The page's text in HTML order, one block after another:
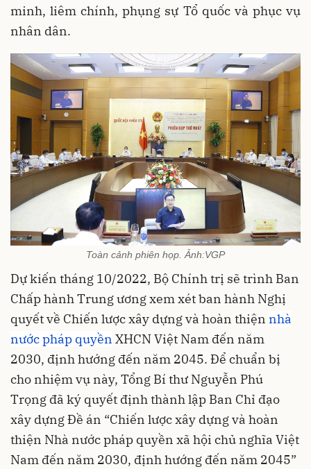
minh, liêm chính, phụng sự Tổ quốc và phục vụ
nhân dân.
Toàn cảnh phiên họp. Ảnh:VGP
Dự kiến tháng 10/2022, Bộ Chính trị sẽ trình Ban
Chấp hành Trung ương xem xét ban hành Nghị
quyết về Chiến lược xây dựng và hoàn thiện nhà
nước pháp quyền XHCN Việt Nam đến năm
2030, định hướng đến năm 2045. Để chuẩn bị
cho nhiệm vụ này, Tổng Bí thư Nguyễn Phú
Trọng đã ký quyết định thành lập Ban Chỉ đạo
xây dựng Đề án “Chiến lược xây dựng và hoàn
thiện Nhà nước pháp quyền xã hội chủ nghĩa Việt
Nam đến năm 2030, định hướng đến năm 2045”